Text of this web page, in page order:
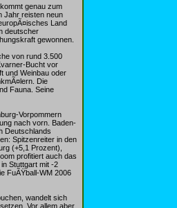
genau zum
Jahr reisten neun
Land
deutscher
gewonnen.
von rund 3.500
Bucht vor
und Weinbau oder
Die
Fauna. Seine
Vorpommern
nach vorn. Baden-
Deutschlands
Spitzenreiter in den
(+5,1 Prozent),
profitiert auch das
Stuttgart mit -2
FuÃŸball-WM 2006
wandelt sich
Vor allem aber